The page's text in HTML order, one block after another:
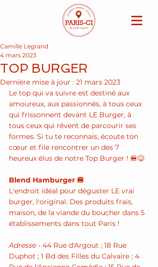
TOP BURGER
Camille Legrand
4 mars 2023
Dernière mise à jour : 21 mars 2023
Le top qui va suivre est destiné aux
amoureux, aux passionnés, à tous ceux
qui frissonnent devant LE Burger, à
tous ceux qui rêvent de parcourir ses
formes. Si tu te reconnais, écoute ton
cœur et file rencontrer un des 7
heureux élus de notre Top Burger ! 🍔😋
Blend Hamburger 🍔
L'endroit idéal pour déguster LE vrai
burger, l'original. Des produits frais,
maison, de la viande du boucher dans 5
établissements dans tout Paris !
Adresse - 44 Rue d'Argout ; 18 Rue
Duphot ; 1 Bd des Filles du Calvaire ; 4